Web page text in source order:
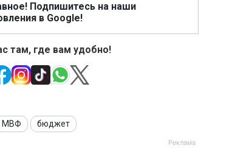
Подпишитесь на наши
в Google!
там, где вам удобно!
МВФ бюджет